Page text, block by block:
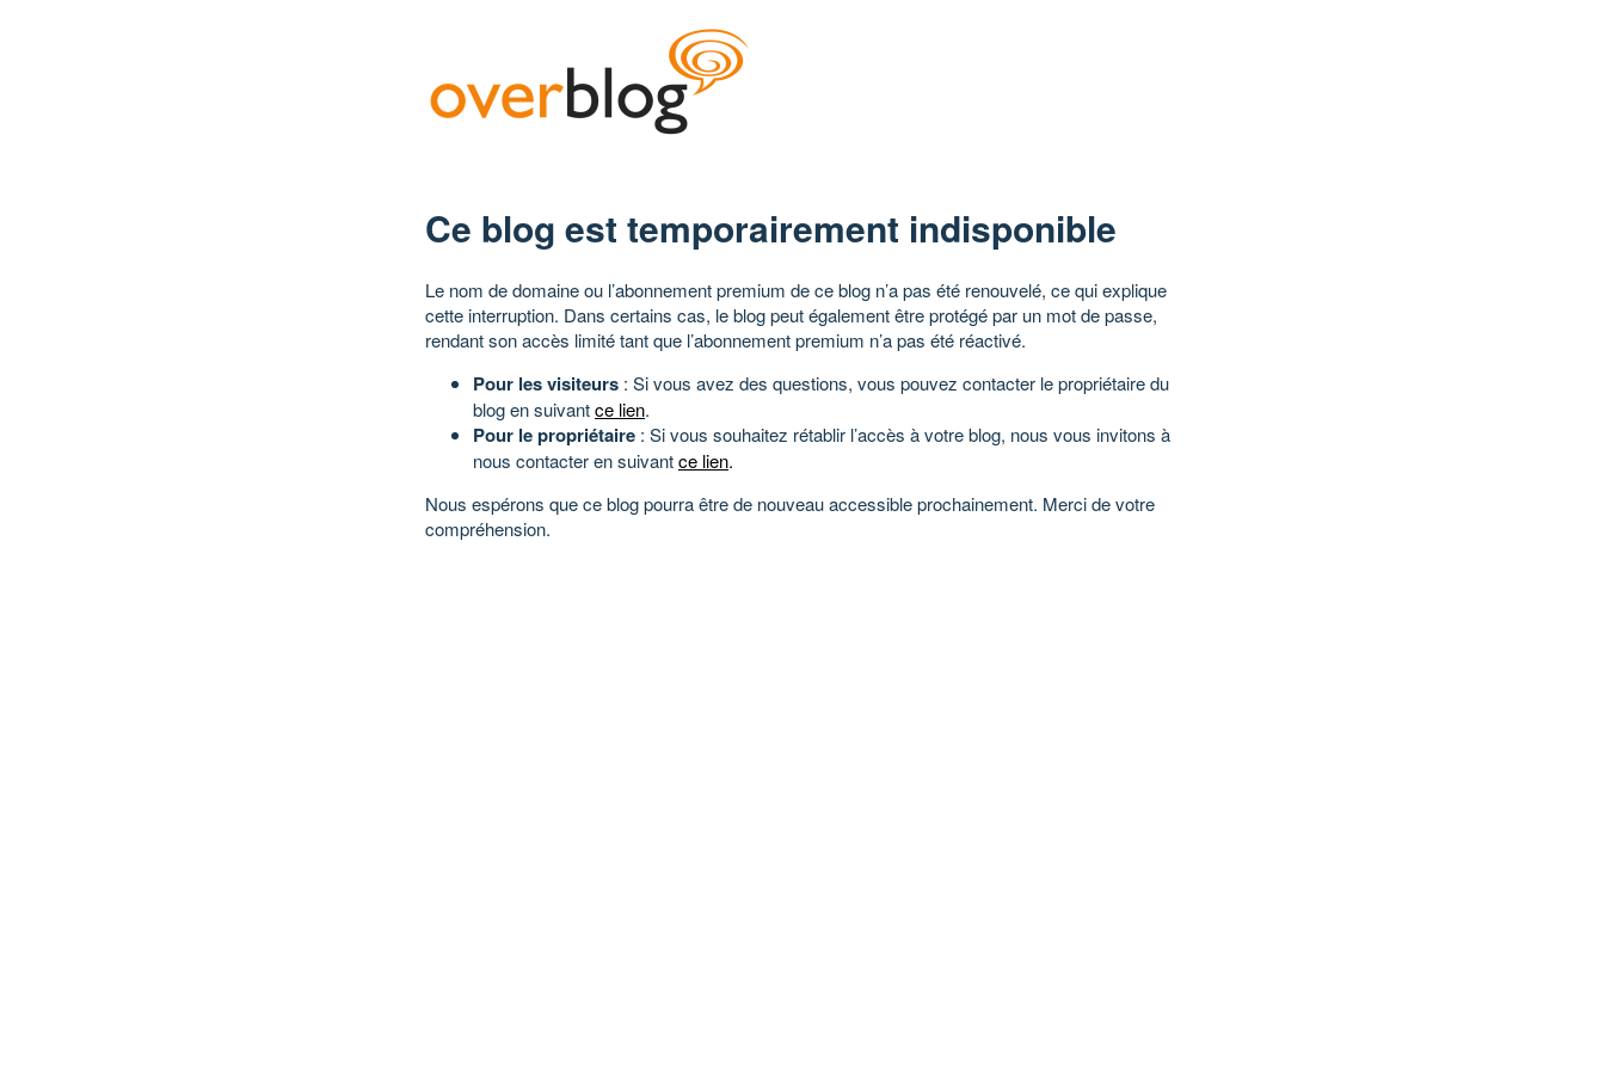
Ce blog est temporairement indisponible
Le nom de domaine ou l’abonnement premium de ce blog n’a pas été renouvelé, ce qui explique
cette interruption. Dans certains cas, le blog peut également être protégé par un mot de passe,
rendant son accès limité tant que l’abonnement premium n’a pas été réactivé.
Pour les visiteurs : Si vous avez des questions, vous pouvez contacter le propriétaire du
blog en suivantce lien.
Pour le propriétaire : Si vous souhaitez rétablir l’accès à votre blog, nous vous invitons à
nous contacter en suivantce lien.
Nous espérons que ce blog pourra être de nouveau accessible prochainement. Merci de votre
compréhension.